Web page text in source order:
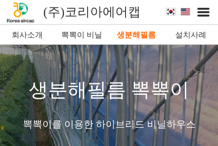
(주)코리아에어캡
회사소개 뽁뽁이 비닐
생분해필름
뽁뽁이
설치사례
생분해필름 뽁뽁이
뽁뽁이를 이용한 하이브리드 비닐하우스